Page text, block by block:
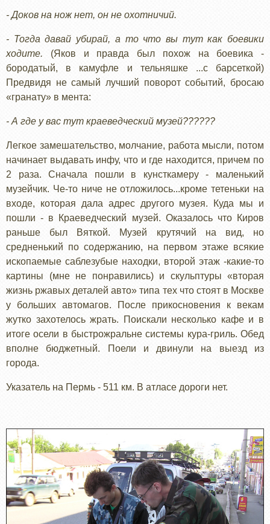
- Доков на нож нет, он не охотничий.
- Тогда давай убирай, а то что вы тут как боевики
ходите. (Яков и правда был похож на боевика -
бородатый, в камуфле и тельняшке ...с барсеткой)
Предвидя не самый лучший поворот событий, бросаю
«гранату» в мента:
- А где у вас тут краеведческий музей??????
Легкое замешательство, молчание, работа мысли, потом
начинает выдавать инфу, что и где находится, причем по
2 раза. Сначала пошли в кунсткамеру - маленький
музейчик. Че-то ниче не отложилось...кроме тетеньки на
входе, которая дала адрес другого музея. Куда мы и
пошли - в Краеведческий музей. Оказалось что Киров
раньше был Вяткой. Музей крутячий на вид, но
средненький по содержанию, на первом этаже всякие
ископаемые саблезубые находки, второй этаж -какие-то
картины (мне не понравились) и скульптуры «вторая
жизнь ржавых деталей авто» типа тех что стоят в Москве
у больших автомагов. После прикосновения к векам
жутко захотелось жрать. Поискали несколько кафе и в
итоге осели в быстрожральне системы кура-гриль. Обед
вполне бюджетный. Поели и двинули на выезд из
города.
Указатель на Пермь - 511 км. В атласе дороги нет.